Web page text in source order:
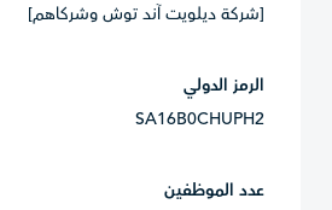
[شركة ديلويت آند توش وشركاهم]
الرمز الدولي
SA16B0CHUPH2
عدد الموظفين